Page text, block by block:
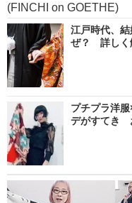
(FINCHI on GOETHE)
江戸時代、
ぜ？ 詳しく
プチプラ洋
デがすてき